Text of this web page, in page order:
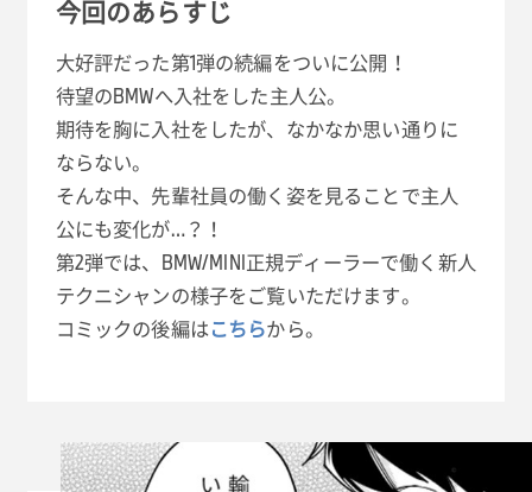
今回のあらすじ
大好評だった第1弾の続編をついに公開！
待望のBMWへ入社をした主人公。
期待を胸に入社をしたが、なかなか思い通りに
ならない。
そんな中、先輩社員の働く姿を見ることで主人
公にも変化が…？！
第2弾では、BMW/MINI正規ディーラーで働く新人
テクニシャンの様子をご覧いただけます。
コミックの後編はこちらから。